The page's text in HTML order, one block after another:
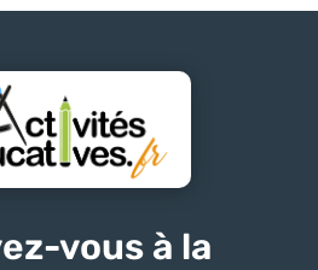
vous à la